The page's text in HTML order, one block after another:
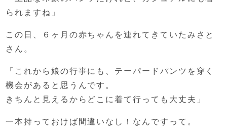
られますね」
この日、６ヶ月の赤ちゃんを連れてきていたみさと
さん。
「これから娘の行事にも、 テーパードパンツを穿く
機会があると思うんです。
きちんと見えるからどこに着て行っても大丈夫」
一本持っておけば間違いなし！ なんですって。